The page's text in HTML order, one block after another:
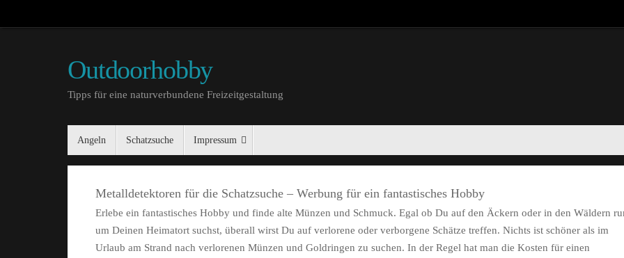
Outdoorhobby
Tipps für eine naturverbundene Freizeitgestaltung
Angeln Schatzsuche Impressum
Metalldetektoren für die Schatzsuche – Werbung für ein fantastisches Hobby
Erlebe ein fantastisches Hobby und finde alte Münzen und Schmuck. Egal ob Du auf den Äckern oder in den Wäldern
um Deinen Heimatort suchst, überall wirst Du auf verlorene oder verborgene Schätze treffen. Nichts ist schöner als im
Urlaub am Strand nach verlorenen Münzen und Goldringen zu suchen. In der Regel hat man die Kosten für einen